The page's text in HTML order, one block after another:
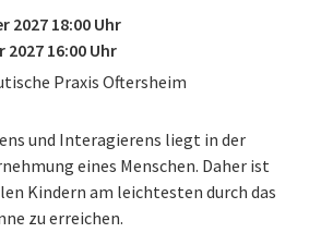
2027 18:00 Uhr
2027 16:00 Uhr
Praxis Oftersheim
und Interagierens liegt in der
eines Menschen. Daher ist
Kindern am leichtesten durch das
zu erreichen.